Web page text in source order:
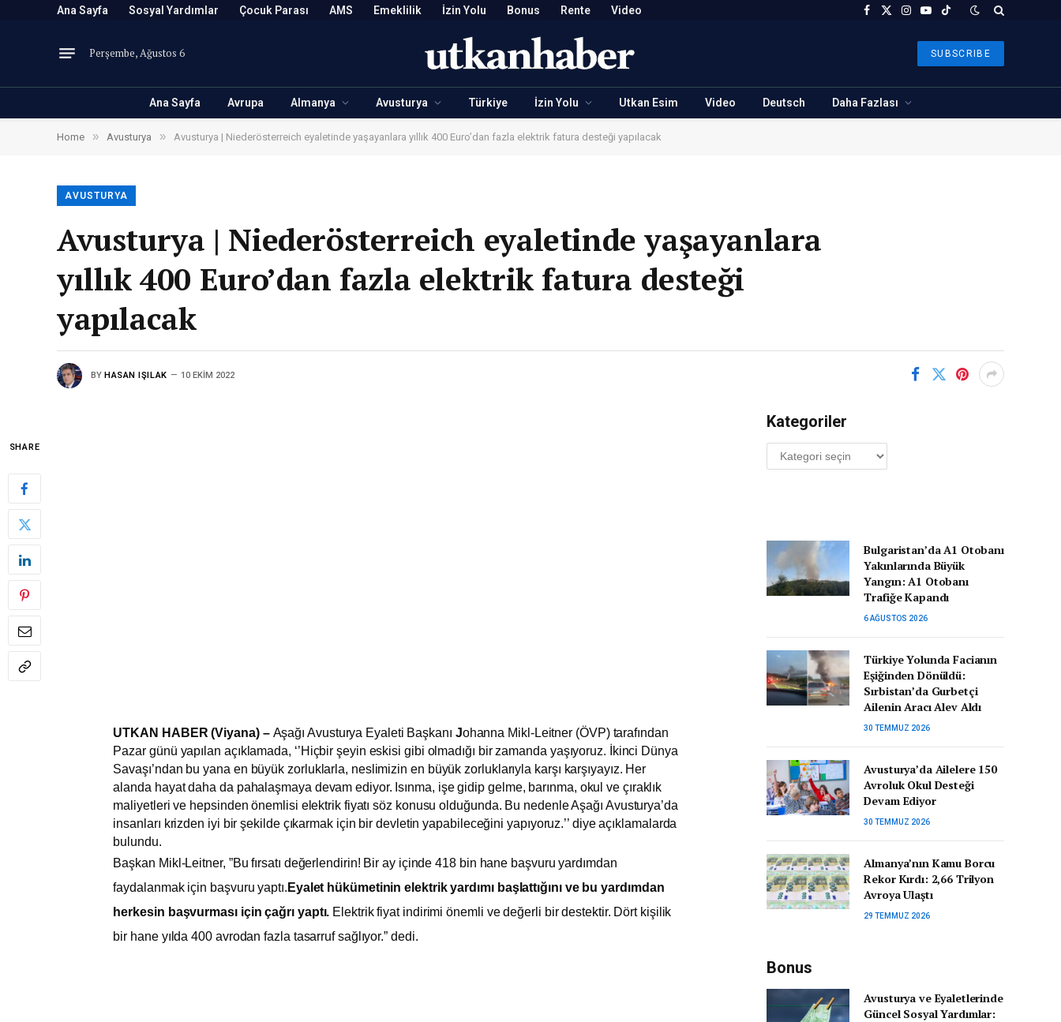
Ana Sayfa Sosyal Yardımlar Çocuk Parası AMS Emeklilik İzin Yolu Bonus Rente Video Facebook
X
Instagram
YouTubeTikTok
Perşembe, Ağustos 6 SUBSCRIBE
Ana Sayfa Avrupa Almanya Avusturya Türkiye İzin Yolu Utkan Esim Video Deutsch Daha Fazlası
Home » Avusturya » Avusturya | Niederösterreich eyaletinde yaşayanlara yıllık 400 Euro’dan fazla elektrik fatura desteği yapılacak
AVUSTURYA
Avusturya | Niederösterreich eyaletinde yaşayanlara
yıllık 400 Euro’dan fazla elektrik fatura desteği
yapılacak
BY HASAN IŞILAK 10 EKIM 2022
SHARE
UTKAN HABER (Viyana) – Aşağı Avusturya Eyaleti Başkanı Johanna Mikl-Leitner (ÖVP) tarafından
Pazar günü yapılan açıklamada, ‘’Hiçbir şeyin eskisi gibi olmadığı bir zamanda yaşıyoruz. İkinci Dünya
Savaşı’ndan bu yana en büyük zorluklarla, neslimizin en büyük zorluklarıyla karşı karşıyayız. Her
alanda hayat daha da pahalaşmaya devam ediyor. Isınma, işe gidip gelme, barınma, okul ve çıraklık
maliyetleri ve hepsinden önemlisi elektrik fiyatı söz konusu olduğunda. Bu nedenle Aşağı Avusturya’da
insanları krizden iyi bir şekilde çıkarmak için bir devletin yapabileceğini yapıyoruz.’’ diye açıklamalarda
bulundu.
Başkan Mikl-Leitner, ”Bu fırsatı değerlendirin! Bir ay içinde 418 bin hane başvuru yardımdan
faydalanmak için başvuru yaptı. Eyalet hükümetinin elektrik yardımı başlattığını ve bu yardımdan
herkesin başvurması için çağrı yaptı. Elektrik fiyat indirimi önemli ve değerli bir destektir. Dört kişilik
bir hane yılda 400 avrodan fazla tasarruf sağlıyor.” dedi.
Kategoriler
Kategoriler
Bulgaristan’da A1 Otobanı
Yakınlarında Büyük
Yangın: A1 Otobanı
Trafiğe Kapandı
6 AĞUSTOS 2026
Türkiye Yolunda Facianın
Eşiğinden Dönüldü:
Sırbistan’da Gurbetçi
Ailenin Aracı Alev Aldı
30 TEMMUZ 2026
Avusturya’da Ailelere 150
Avroluk Okul Desteği
Devam Ediyor
30 TEMMUZ 2026
Almanya’nın Kamu Borcu
Rekor Kırdı: 2,66 Trilyon
Avroya Ulaştı
29 TEMMUZ 2026
Bonus
Avusturya ve Eyaletlerinde
Güncel Sosyal Yardımlar: